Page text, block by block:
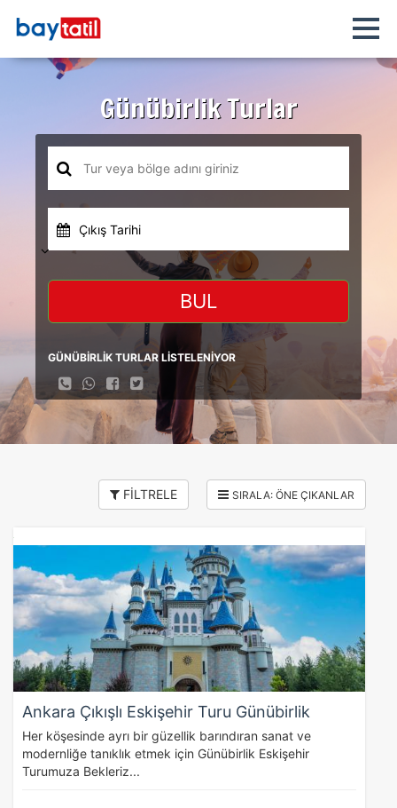
Günübirlik Turlar
Çıkış Tarihi
BUL
GÜNÜBİRLİK TURLAR LİSTELENİYOR
FİLTRELE
Ankara Çıkışlı Eskişehir Turu Günübirlik
Her köşesinde ayrı bir güzellik barındıran sanat ve
modernliğe tanıklık etmek için Günübirlik Eskişehir
Turumuza Bekleriz...